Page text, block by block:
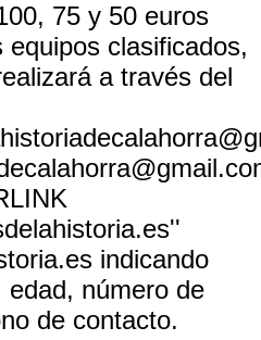
75 y 50 euros
clasificados,
a través del
indicando
edad, número de
de contacto.